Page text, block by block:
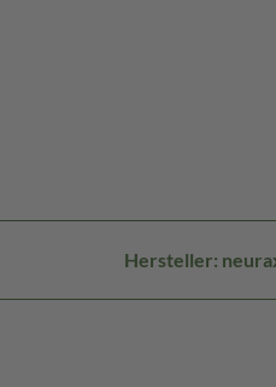
Hersteller: